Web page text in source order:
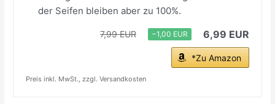
der Seifen bleiben aber zu 100%.
7,99 EUR −1,00 EUR 6,99 EUR
*Zu Amazon
Preis inkl. MwSt., zzgl. Versandkosten